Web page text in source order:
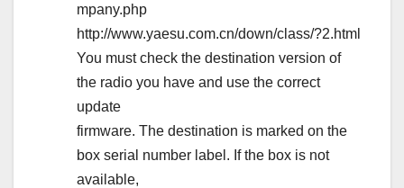
mpany.php
http://www.yaesu.com.cn/down/class/?2.html
You must check the destination version of
the radio you have and use the correct
update
firmware. The destination is marked on the
box serial number label. If the box is not
available,